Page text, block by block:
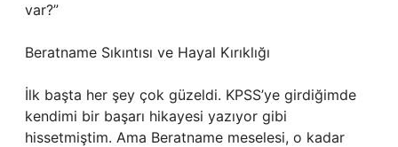
var?”
Beratname Sıkıntısı ve Hayal Kırıklığı
İlk başta her şey çok güzeldi. KPSS’ye girdiğimde
kendimi bir başarı hikayesi yazıyor gibi
hissetmiştim. Ama Beratname meselesi, o kadar